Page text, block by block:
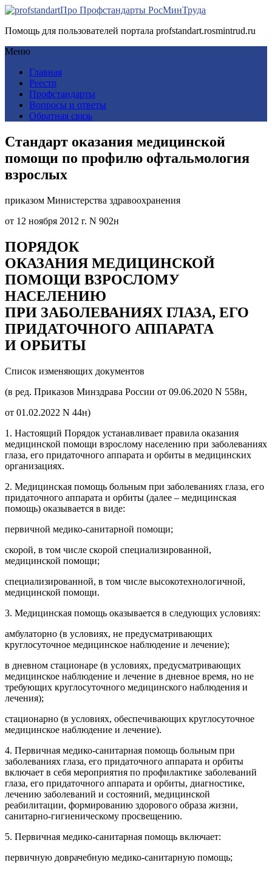
Про Профстандарты РосМинТруда
Помощь для пользователей портала profstandart.rosmintrud.ru
Меню
Главная
Реестр
Профстандарты
Вопросы и ответы
Обратная связь
Стандарт оказания медицинской
помощи по профилю офтальмология
взрослых
приказом Министерства здравоохранения
от 12 ноября 2012 г. N 902н
ПОРЯДОК
ОКАЗАНИЯ МЕДИЦИНСКОЙ
ПОМОЩИ ВЗРОСЛОМУ
НАСЕЛЕНИЮ
ПРИ ЗАБОЛЕВАНИЯХ ГЛАЗА, ЕГО
ПРИДАТОЧНОГО АППАРАТА
И ОРБИТЫ
Список изменяющих документов
(в ред. Приказов Минздрава России от 09.06.2020 N 558н,
от 01.02.2022 N 44н)
1. Настоящий Порядок устанавливает правила оказания
медицинской помощи взрослому населению при заболеваниях
глаза, его придаточного аппарата и орбиты в медицинских
организациях.
2. Медицинская помощь больным при заболеваниях глаза, его
придаточного аппарата и орбиты (далее – медицинская
помощь) оказывается в виде:
первичной медико-санитарной помощи;
скорой, в том числе скорой специализированной,
медицинской помощи;
специализированной, в том числе высокотехнологичной,
медицинской помощи.
3. Медицинская помощь оказывается в следующих условиях:
амбулаторно (в условиях, не предусматривающих
круглосуточное медицинское наблюдение и лечение);
в дневном стационаре (в условиях, предусматривающих
медицинское наблюдение и лечение в дневное время, но не
требующих круглосуточного медицинского наблюдения и
лечения);
стационарно (в условиях, обеспечивающих круглосуточное
медицинское наблюдение и лечение).
4. Первичная медико-санитарная помощь больным при
заболеваниях глаза, его придаточного аппарата и орбиты
включает в себя мероприятия по профилактике заболеваний
глаза, его придаточного аппарата и орбиты, диагностике,
лечению заболеваний и состояний, медицинской
реабилитации, формированию здорового образа жизни,
санитарно-гигиеническому просвещению.
5. Первичная медико-санитарная помощь включает:
первичную доврачебную медико-санитарную помощь;